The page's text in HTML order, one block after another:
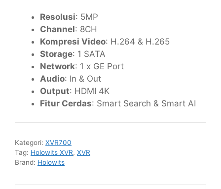
Resolusi: 5MP
Channel: 8CH
Kompresi Video: H.264 & H.265
Storage: 1 SATA
Network: 1 x GE Port
Audio: In & Out
Output: HDMI 4K
Fitur Cerdas: Smart Search & Smart AI
Kategori: XVR700
Tag: Holowits XVR, XVR
Brand: Holowits